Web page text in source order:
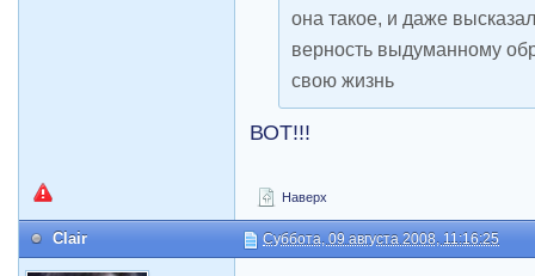
она такое, и даже
верность выдуманному
свою жизнь
ВОТ!!!
Наверх
Clair Суббота, 09 августа 2008, 11:16:25